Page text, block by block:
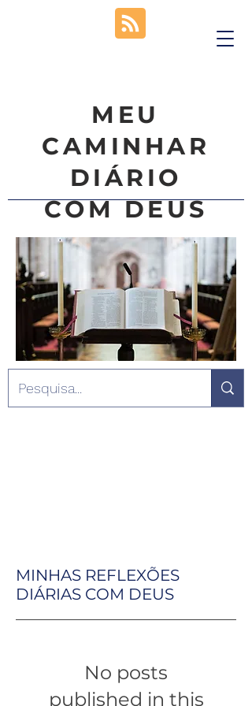
MEU
CAMINHAR
DIÁRIO
COM DEUS
MINHAS REFLEXÕES
DIÁRIAS COM DEUS
No posts
published in this